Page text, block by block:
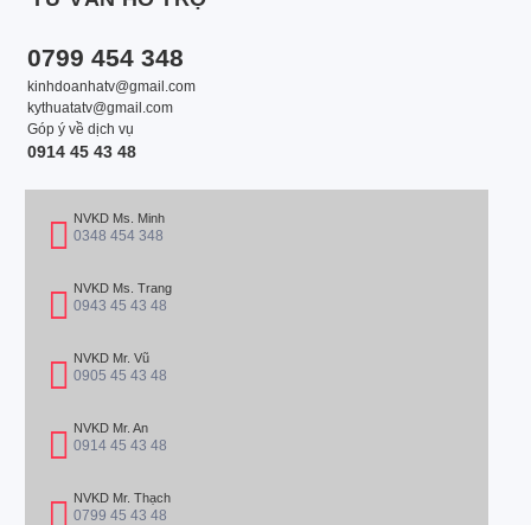
0799 454 348
kinhdoanhatv@gmail.com
kythuatatv@gmail.com
Góp ý về dịch vụ
0914 45 43 48
NVKD Ms. Minh
0348 454 348
NVKD Ms. Trang
0943 45 43 48
NVKD Mr. Vũ
0905 45 43 48
NVKD Mr. An
0914 45 43 48
NVKD Mr. Thạch
0799 45 43 48